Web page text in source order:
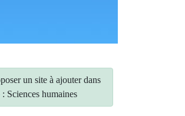
un site à ajouter dans
Sciences humaines